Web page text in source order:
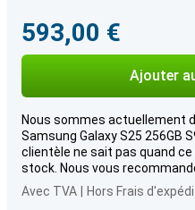
593,00 €
Ajouter
Nous sommes actuellement
Samsung Galaxy S25 256GB
clientèle ne sait pas quand
stock. Nous vous
Avec TVA
Hors Frais